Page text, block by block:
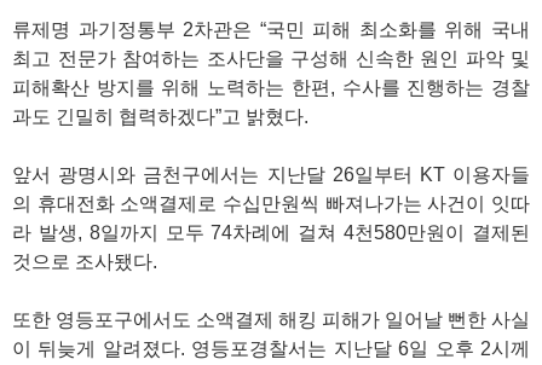
류제명 과기정통부 2차관은 “국민 피해 최소화를 위해 국내
최고 전문가 참여하는 조사단을 구성해 신속한 원인 파악 및
피해확산 방지를 위해 노력하는 한편, 수사를 진행하는 경찰
과도 긴밀히 협력하겠다”고 밝혔다.
앞서 광명시와 금천구에서는 지난달 26일부터 KT 이용자들
의 휴대전화 소액결제로 수십만원씩 빠져나가는 사건이 잇따
라 발생, 8일까지 모두 74차례에 걸쳐 4천580만원이 결제된
것으로 조사됐다.
또한 영등포구에서도 소액결제 해킹 피해가 일어날 뻔한 사실
이 뒤늦게 알려졌다. 영등포경찰서는 지난달 6일 오후 2시께